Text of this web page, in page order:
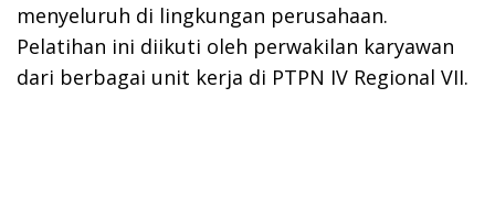
menyeluruh di lingkungan perusahaan.
Pelatihan ini diikuti oleh perwakilan karyawan
dari berbagai unit kerja di PTPN IV Regional VII.